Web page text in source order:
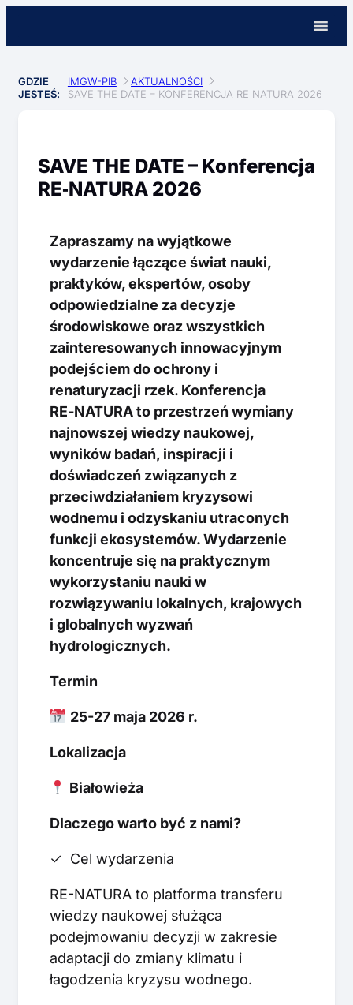
GDZIE
JESTEŚ:
IMGW-PIB
AKTUALNOŚCI
SAVE THE DATE – KONFERENCJA RE‑NATURA 2026
SAVE THE DATE – Konferencja
RE‑NATURA 2026
Zapraszamy na wyjątkowe
wydarzenie łączące świat nauki,
praktyków, ekspertów, osoby
odpowiedzialne za decyzje
środowiskowe oraz wszystkich
zainteresowanych innowacyjnym
podejściem do ochrony i
renaturyzacji rzek. Konferencja
RE‑NATURA to przestrzeń wymiany
najnowszej wiedzy naukowej,
wyników badań, inspiracji i
doświadczeń związanych z
przeciwdziałaniem kryzysowi
wodnemu i odzyskaniu utraconych
funkcji ekosystemów. Wydarzenie
koncentruje się na praktycznym
wykorzystaniu nauki w
rozwiązywaniu lokalnych, krajowych
i globalnych wyzwań
hydrologicznych.
Termin
25-27 maja 2026 r.
Lokalizacja
Białowieża
Dlaczego warto być z nami?
✓ Cel wydarzenia
RE-NATURA to platforma transferu
wiedzy naukowej służąca
podejmowaniu decyzji w zakresie
adaptacji do zmiany klimatu i
łagodzenia kryzysu wodnego.